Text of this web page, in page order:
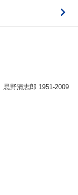
忌野清志郎 1951-2009